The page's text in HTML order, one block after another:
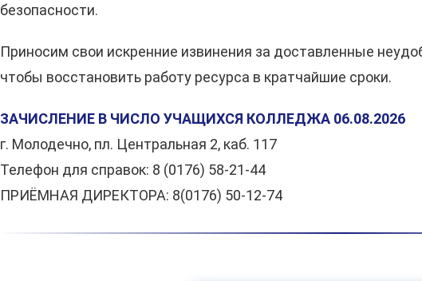
безопасности.
Приносим свои искренние извинения за доставленные
чтобы восстановить работу ресурса в кратчайшие сроки.
ЗАЧИСЛЕНИЕ В ЧИСЛО УЧАЩИХСЯ КОЛЛЕДЖА 06.08.2026
г. Молодечно, пл. Центральная 2, каб. 117
Телефон для справок: 8 (0176) 58-21-44
ПРИЁМНАЯ ДИРЕКТОРА: 8(0176) 50-12-74